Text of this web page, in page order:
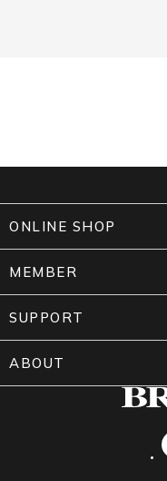
ONLINE SHOP
MEMBER
SUPPORT
ABOUT